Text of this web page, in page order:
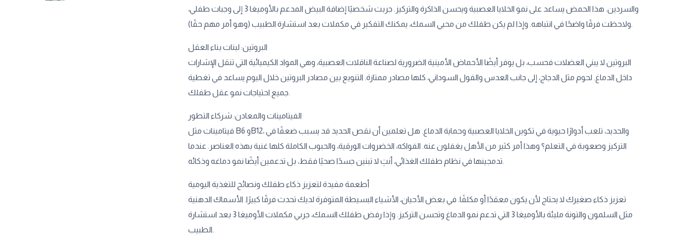
والسردين. هذا الحمض يساعد على نمو الخلايا العصبية ويحسن الذاكرة والتركيز. جربت شخصيًا إضافة البيض المدعم بالأوميغا 3 إلى وجبات طفلي،
ولاحظت فرقًا واضحًا في انتباهه. وإذا لم يكن طفلك من محبي السمك، يمكنك التفكير في مكملات بعد استشارة الطبيب (وهو أمر مهم حقًا).
البروتين: لبنات بناء العقل
البروتين لا يبني العضلات فحسب، بل يوفر أيضًا الأحماض الأمينية الضرورية لصناعة الناقلات العصبية، وهي المواد الكيميائية التي تنقل الإشارات
داخل الدماغ. لحوم مثل الدجاج، إلى جانب العدس والفول السوداني، كلها مصادر ممتازة. التنويع بين مصادر البروتين خلال اليوم يساعد في تغطية
جميع احتياجات نمو عقل طفلك.
الفيتامينات والمعادن: شركاء التطور
فيتامينات مثل B6 وB12، والحديد، تلعب أدوارًا حيوية في تكوين الخلايا العصبية وحماية الدماغ. هل تعلمين أن نقص الحديد قد يسبب ضعفًا في
التركيز وصعوبة في التعلم؟ وهذا أمر كثير من الأهل يغفلون عنه. الفواكه، الخضروات الورقية، والحبوب الكاملة كلها غنية بهذه العناصر. عندما
تدمجينها في نظام طفلك الغذائي، أنتِ لا تبنين جسدًا صحيًا فقط، بل تدعمين أيضًا نمو دماغه وذكائه.
أطعمة مفيدة لتعزيز ذكاء طفلك ونصائح للتغذية اليومية
تعزيز ذكاء صغيرك لا يحتاج لأن يكون معقدًا أو مكلفًا. في بعض الأحيان، الأشياء البسيطة المتوفرة لديك تحدث فرقًا كبيرًا. الأسماك الدهنية
مثل السلمون والتونة مليئة بالأوميغا 3 التي تدعم نمو الدماغ وتحسن التركيز. وإذا رفض طفلك السمك، جربي مكملات الأوميغا 3 بعد استشارة
الطبيب.